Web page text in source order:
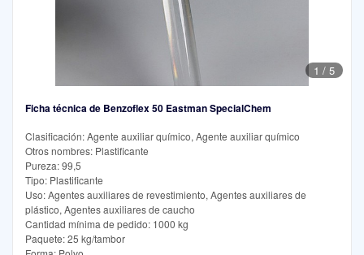
1 / 5
Ficha técnica de Benzoflex 50 Eastman SpecialChem
Clasificación: Agente auxiliar químico, Agente auxiliar químico
Otros nombres: Plastificante
Pureza: 99,5
Tipo: Plastificante
Uso: Agentes auxiliares de revestimiento, Agentes auxiliares de
plástico, Agentes auxiliares de caucho
Cantidad mínima de pedido: 1000 kg
Paquete: 25 kg/tambor